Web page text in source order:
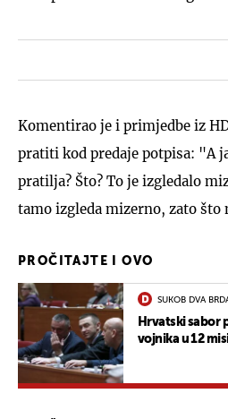
Komentirao je i primjedbe iz
pratiti kod predaje potpisa: "A
pratilja? Što? To je izgledalo
tamo izgleda mizerno, zato
PROČITAJTE I OVO
SUKOB DVA
Hrvatski sabor
vojnika u 12